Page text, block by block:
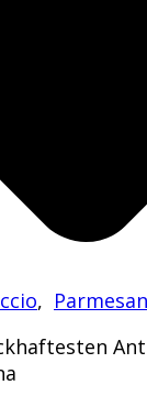
, Parmesan